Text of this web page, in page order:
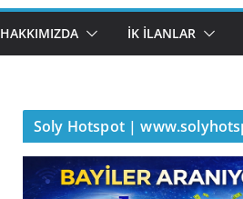
HAKKIMIZDA İK İLANLAR
Soly Hotspot |